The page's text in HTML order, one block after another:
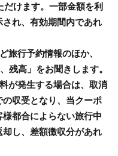
けます。一部金額を利
れ、有効期間内であれ
旅行予約情報のほか、
残高」をお聞きします。
が発生する場合は、取消
収受となり、当クーポ
都合によらない旅行中
し、差額徴収分があれ